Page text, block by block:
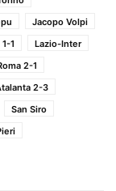
Jacopo Volpi
1
Lazio-Inter
2-1
2-3
San Siro